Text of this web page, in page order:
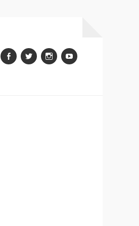
Facebook
TwitterInstagram
youtube